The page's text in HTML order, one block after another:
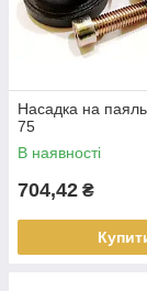
Насадка на
75
В наявності
704,42 ₴